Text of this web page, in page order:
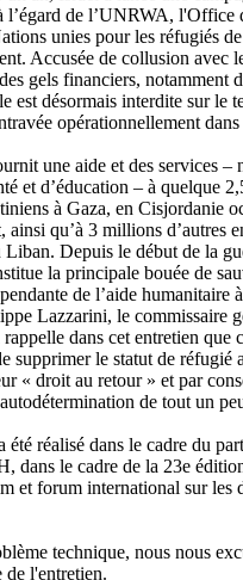
l’égard de l’UNRWA, l'Office
unies pour les réfugiés
Accusée de collusion avec
gels financiers, notamment
est désormais interdite sur le
opérationnellement
une aide et des services –
et d’éducation – à quelque
à Gaza, en Cisjordanie
ainsi qu’à 3 millions d’autres
Liban. Depuis le début de la
la principale bouée de
de l’aide humanitaire
Lazzarini, le commissaire
dans cet entretien que
supprimer le statut de réfugié
« droit au retour » et par
de tout un
été réalisé dans le cadre du
dans le cadre de la 23e
et forum international sur les
technique, nous nous
de l'entretien.